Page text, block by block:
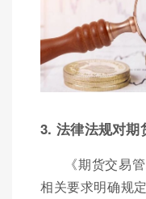
3. 法律法规对期
《期货交易
相关要求明确规